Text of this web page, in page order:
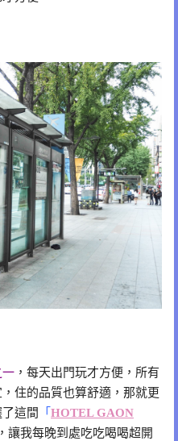
一 ，每天出門玩才方便，所有
住的品質也算舒適，那就更
了這間 「 HOTEL GAON
讓我每晚到處吃吃喝喝超開